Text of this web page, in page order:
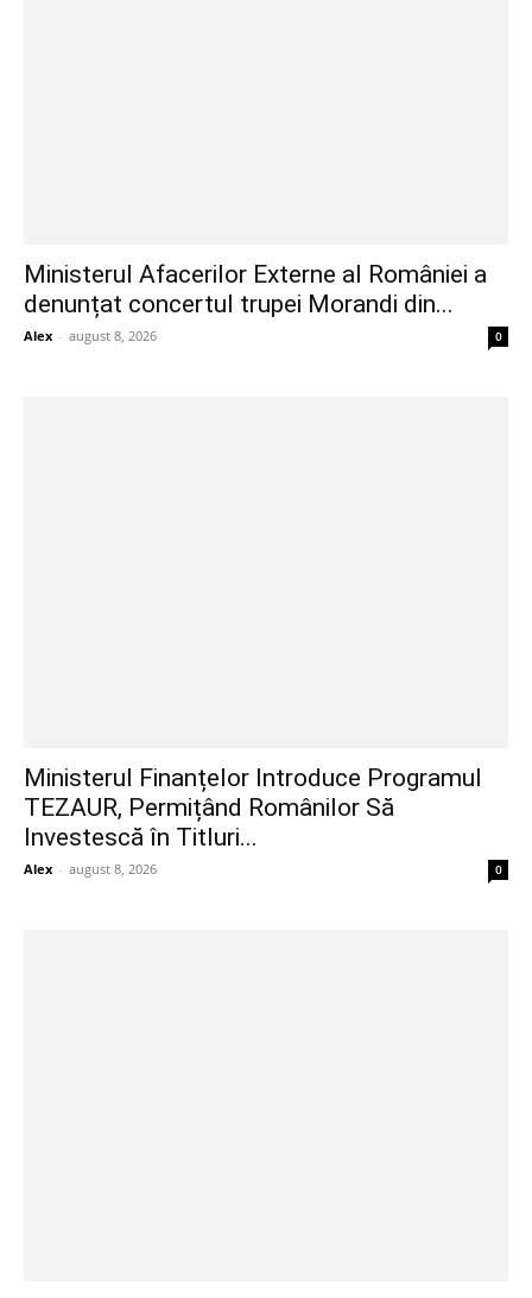
Ministerul Afacerilor Externe al României a
denunțat concertul trupei Morandi din...
Alex - august 8, 2026 0
Ministerul Finanțelor Introduce Programul
TEZAUR, Permițând Românilor Să
Investescă în Titluri...
Alex - august 8, 2026 0